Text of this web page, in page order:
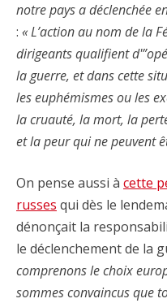
notre pays a déclenchée
: « L’action au nom de la
dirigeants qualifient
la guerre, et dans cette
les euphémismes ou les
la cruauté, la mort, la
et la peur qui ne peuvent
On pense aussi à cette
russes qui dès le
dénonçait la
le déclenchement de la
comprenons le choix
sommes convaincus que